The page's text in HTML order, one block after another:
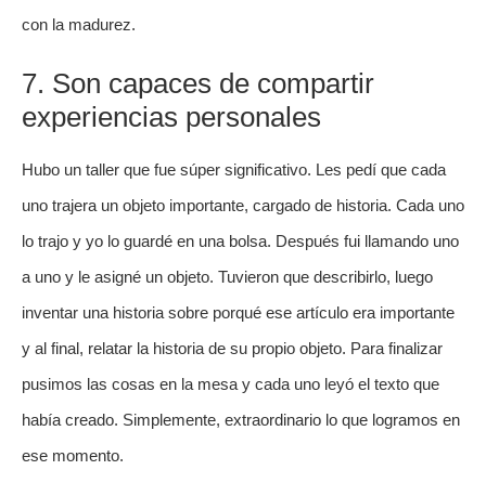
con la madurez.
7. Son capaces de compartir
experiencias personales
Hubo un taller que fue súper significativo. Les pedí que cada
uno trajera un objeto importante, cargado de historia. Cada uno
lo trajo y yo lo guardé en una bolsa. Después fui llamando uno
a uno y le asigné un objeto. Tuvieron que describirlo, luego
inventar una historia sobre porqué ese artículo era importante
y al final, relatar la historia de su propio objeto. Para finalizar
pusimos las cosas en la mesa y cada uno leyó el texto que
había creado. Simplemente, extraordinario lo que logramos en
ese momento.